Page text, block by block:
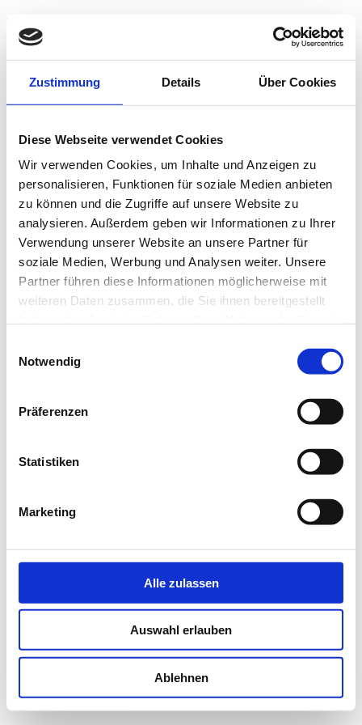
Zustimmung Details Über Cookies
Diese Webseite verwendet Cookies
Wir verwenden Cookies, um Inhalte und Anzeigen zu
personalisieren, Funktionen für soziale Medien anbieten
zu können und die Zugriffe auf unsere Website zu
analysieren. Außerdem geben wir Informationen zu Ihrer
Verwendung unserer Website an unsere Partner für
soziale Medien, Werbung und Analysen weiter. Unsere
Partner führen diese Informationen möglicherweise mit
weiteren Daten zusammen, die Sie ihnen bereitgestellt
Notwendig
Präferenzen
Statistiken
Marketing
Alle zulassen
Auswahl erlauben
Ablehnen
Unabhängig &
Professionell
Unfallgutachten von erfahrenen Kfz-Meistern
Sie haben Fragen zu Ihrem Kfz-Schaden?
Zur Kostenlosen Beratung
Kontaktieren Sie mich!
nach oben